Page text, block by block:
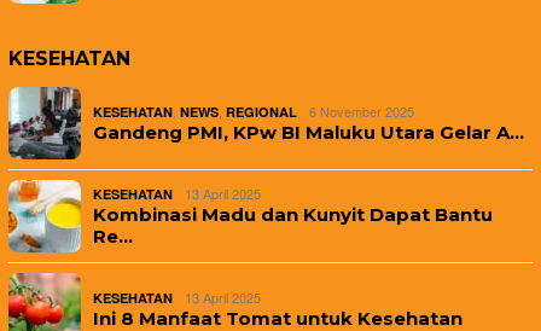
KESEHATAN
KESEHATAN NEWS REGIONAL 6 November 2025
Gandeng PMI, KPw BI Maluku Utara Gelar A…
KESEHATAN 13 April 2025
Kombinasi Madu dan Kunyit Dapat Bantu
Re…
KESEHATAN 13 April 2025
Ini 8 Manfaat Tomat untuk Kesehatan